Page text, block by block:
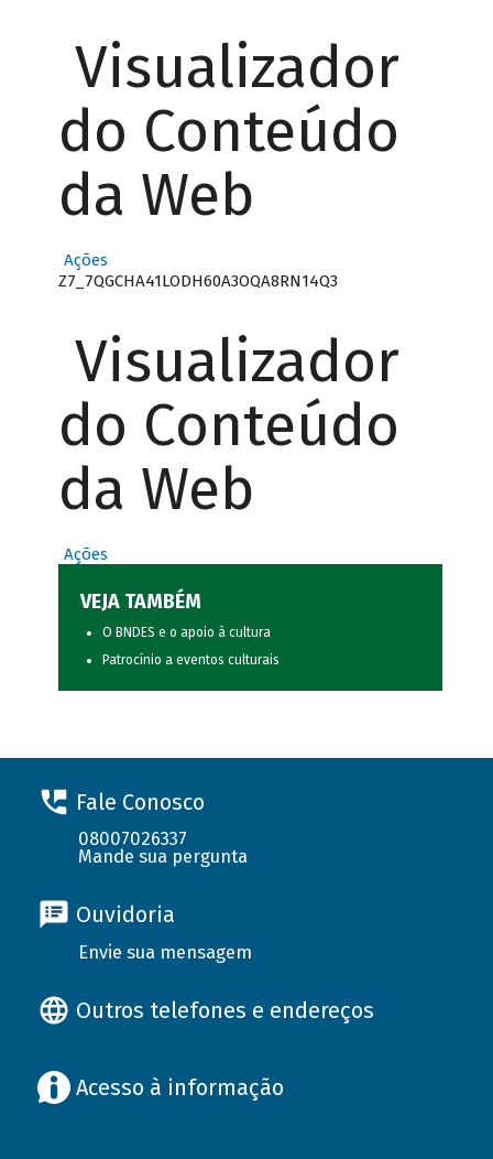
Visualizador
do Conteúdo
da Web
Ações
Z7_7QGCHA41LODH60A3OQA8RN14Q3
Visualizador
do Conteúdo
da Web
Ações
VEJA TAMBÉM
O BNDES e o apoio à cultura
Patrocínio a eventos culturais
Fale Conosco
08007026337
Mande sua pergunta
Ouvidoria
Envie sua mensagem
Outros telefones e endereços
Acesso à informação